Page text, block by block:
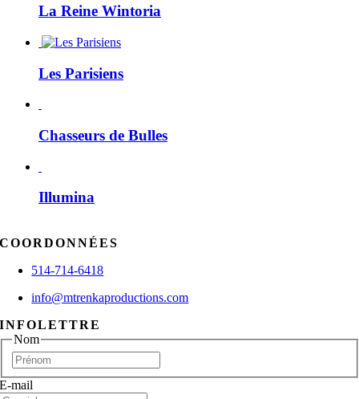
La Reine Wintoria
Les Parisiens
Chasseurs de Bulles
Illumina
COORDONNÉES
514-714-6418
info@mtrenkaproductions.com
INFOLETTRE
Nom
E-mail